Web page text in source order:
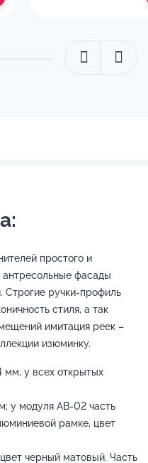
простого и
антресольные фасады
Строгие ручки-профиль
стиля, а так
имитация реек –
изюминку.
у всех открытых
у модуля АВ-02 часть
рамке, цвет
черный матовый. Часть